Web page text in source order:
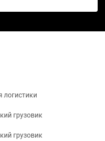
логистики
грузовик
грузовик